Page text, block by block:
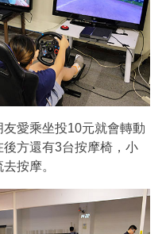
愛乘坐投10元就會轉動
方還有3台按摩椅，小
按摩。